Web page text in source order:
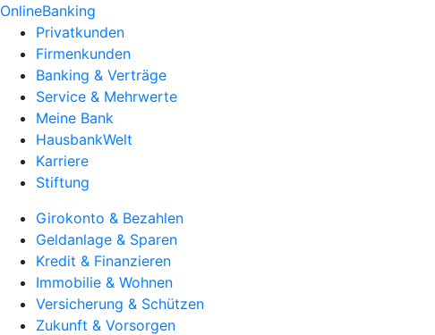
OnlineBanking
Privatkunden
Firmenkunden
Banking & Verträge
Service & Mehrwerte
Meine Bank
HausbankWelt
Karriere
Stiftung
Girokonto & Bezahlen
Geldanlage & Sparen
Kredit & Finanzieren
Immobilie & Wohnen
Versicherung & Schützen
Zukunft & Vorsorgen